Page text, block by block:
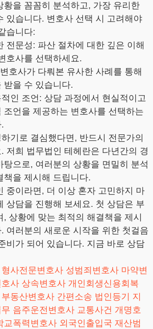
황을 꼼꼼히 분석하고, 가장 유리한
있습니다. 변호사 선택 시 고려해야
습니다:
전문성: 파산 절차에 대한 깊은 이해
호사를 선택하세요.
호사가 다뤄본 유사한 사례를 통해
받을 수 있습니다.
인 조언: 상담 과정에서 현실적이고
조언을 제공하는 변호사를 선택하는
기로 결심했다면, 반드시 전문가의
저희 법무법인 테헤란은 다년간의 경
탕으로, 여러분의 상황을 면밀히 분석
책을 제시해 드립니다.
중이라면, 더 이상 혼자 고민하지 마
상담을 진행해 보세요. 첫 상담은 부
, 상황에 맞는 최적의 해결책을 제시
여러분의 새로운 시작을 위한 첫걸음
비가 되어 있습니다. 지금 바로 상담
형사전문변호사 성범죄변호사 마약변
사 상속변호사 개인회생신용회복
부동산변호사 간편소송 법인등기
지
음주운전변호사 교통사건 개명호
교폭력변호사 외국인출입국 재산범